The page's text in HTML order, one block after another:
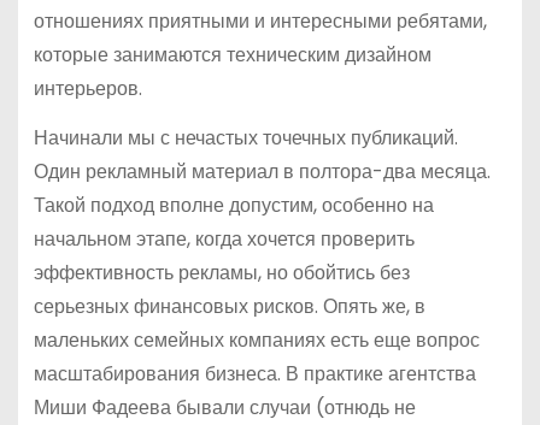
отношениях приятными и интересными ребятами,
которые занимаются техническим дизайном
интерьеров.
Начинали мы с нечастых точечных публикаций.
Один рекламный материал в полтора-два месяца.
Такой подход вполне допустим, особенно на
начальном этапе, когда хочется проверить
эффективность рекламы, но обойтись без
серьезных финансовых рисков. Опять же, в
маленьких семейных компаниях есть еще вопрос
масштабирования бизнеса. В практике агентства
Миши Фадеева бывали случаи (отнюдь не